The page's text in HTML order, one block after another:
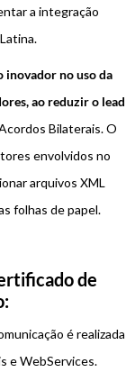
a integração
inovador no uso da
ao reduzir o lead
Bilaterais. O
envolvidos no
arquivos XML
folhas de papel.
de
é realizada
e WebServices.